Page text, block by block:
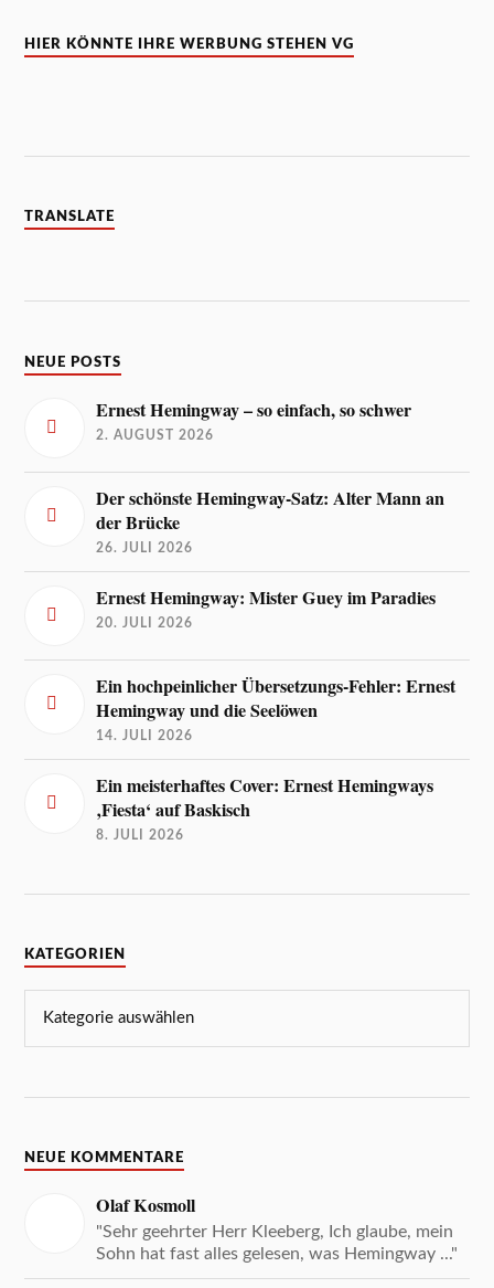
HIER KÖNNTE IHRE WERBUNG STEHEN VG
TRANSLATE
NEUE POSTS
Ernest Hemingway – so einfach, so schwer
2. AUGUST 2026
Der schönste Hemingway-Satz: Alter Mann an
der Brücke
26. JULI 2026
Ernest Hemingway: Mister Guey im Paradies
20. JULI 2026
Ein hochpeinlicher Übersetzungs-Fehler: Ernest
Hemingway und die Seelöwen
14. JULI 2026
Ein meisterhaftes Cover: Ernest Hemingways
‚Fiesta‘ auf Baskisch
8. JULI 2026
KATEGORIEN
NEUE KOMMENTARE
Olaf Kosmoll
"Sehr geehrter Herr Kleeberg, Ich glaube, mein
Sohn hat fast alles gelesen, was Hemingway ..."